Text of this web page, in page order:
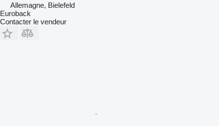
Allemagne, Bielefeld
Euroback
Contacter le vendeur